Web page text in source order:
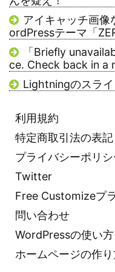
アイキャッチ画像
ordPressテーマ「
「Briefly
ce. Check back in a
Lightningのスラ
利用規約
特定商取引法の表記
プライバシーポリシ
Twitter
Free Customizeプ
問い合わせ
WordPressの使い
ホームページの作